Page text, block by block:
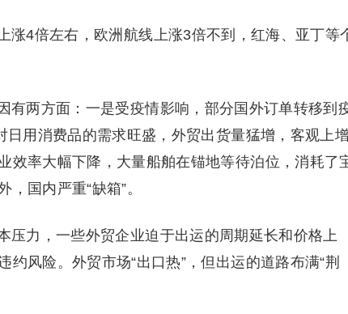
4倍左右，欧洲航线上涨3倍不到，红海、亚丁等
两方面：一是受疫情影响，部分国外订单转移到
日用消费品的需求旺盛，外贸出货量猛增，客观上增
效率大幅下降，大量船舶在锚地等待泊位，消耗了
国内严重“缺箱”。
力，一些外贸企业迫于出运的周期延长和价格上
风险。外贸市场“出口热”，但出运的道路布满“荆